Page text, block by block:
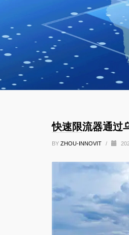
快速限流器通过
BY ZHOU-INNOVIT /